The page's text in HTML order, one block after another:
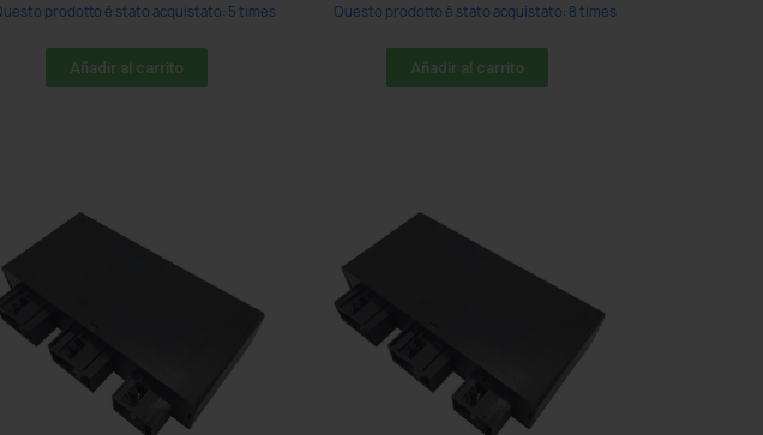
prodotto è stato acquistato: 5 times
Añadir al carrito
Questo prodotto è stato acquistato: 8 times
Añadir al carrito